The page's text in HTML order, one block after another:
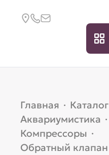
Главная · Каталог
Аквариумистика ·
Компрессоры ·
Обратный клапан